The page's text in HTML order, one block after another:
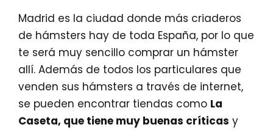
Madrid es la ciudad donde más criaderos
de hámsters hay de toda España, por lo que
te será muy sencillo comprar un hámster
allí. Además de todos los particulares que
venden sus hámsters a través de internet,
se pueden encontrar tiendas como La
Caseta, que tiene muy buenas críticas y